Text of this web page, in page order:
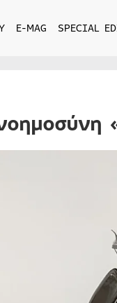
E-MAG SPECIAL